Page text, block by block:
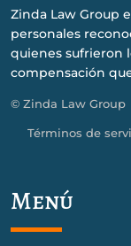
Zinda Law Group
personales
quienes sufrieron
compensación
© Zinda Law Group
Términos de
Menú